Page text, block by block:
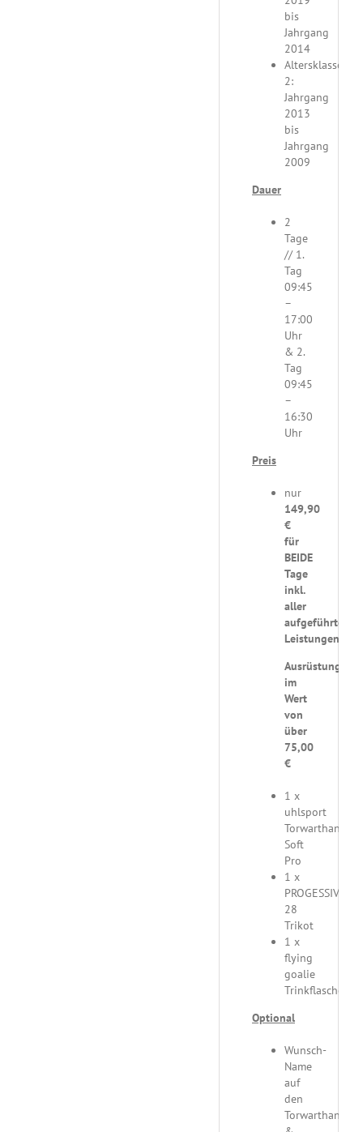
bis
Jahrgang
2014
Altersklasse
2:
Jahrgang
2013
bis
Jahrgang
2009
Dauer
2
Tage
// 1.
Tag
09:45
–
17:00
Uhr
& 2.
Tag
09:45
–
16:30
Uhr
Preis
nur
149,90
€
für
BEIDE
Tage
inkl.
aller
aufgeführten
Leistungen
Ausrüstung
im
Wert
von
über
75,00
€
1 x
uhlsport
Soft
Pro
1 x
PROGESSIVE
28
Trikot
1 x
flying
goalie
Trinkflasche
Optional
Wunsch-
Name
auf
den